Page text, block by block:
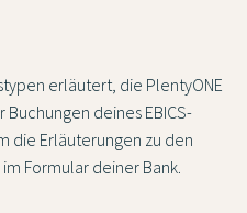
erläutert, die PlentyONE
deines EBICS-
die Erläuterungen zu den
Formular deiner Bank.